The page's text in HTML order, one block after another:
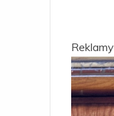
Reklamy